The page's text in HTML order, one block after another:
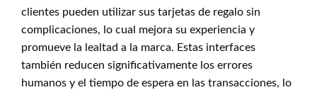
clientes pueden utilizar sus tarjetas de regalo sin
complicaciones, lo cual mejora su experiencia y
promueve la lealtad a la marca. Estas interfaces
también reducen significativamente los errores
humanos y el tiempo de espera en las transacciones, lo